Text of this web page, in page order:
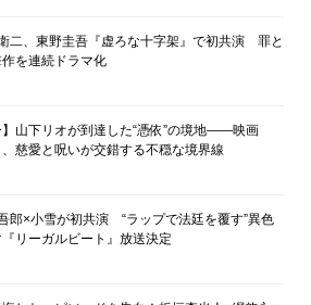
二、東野圭吾『虚ろな十字架』で初共演 罪と
を連続ドラマ化
】山下リオが到達した“憑依”の境地――映画
、慈愛と呪いが交錯する不穏な境界線
郎×小雪が初共演 “ラップで法廷を覆す”異色
リーガルビート』放送決定